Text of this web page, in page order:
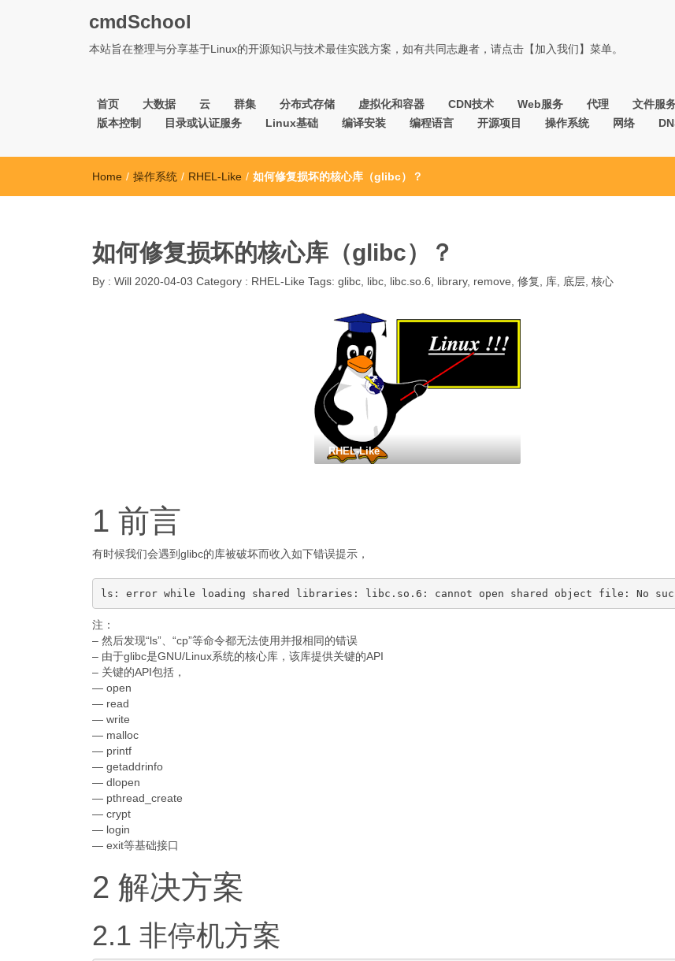
cmdSchool
本站旨在整理与分享基于Linux的开源知识与技术最佳实践方案，如有共同志趣者，请点击【加入我们】菜单。
首页 大数据 云 群集 分布式存储 虚拟化和容器 CDN技术 Web服务 代理 文件服
版本控制
目录或认证服务 Linux基础 编译安装 编程语言 开源项目 操作系统 网络
Home / 操作系统 / RHEL-Like / 如何修复损坏的核心库（glibc）？
如何修复损坏的核心库（glibc）？
By : Will 2020-04-03 Category : RHEL-Like Tags: glibc libc libc.so.6 library, remove 修复 库 底层 核心
RHEL-Like
1 前言
有时候我们会遇到glibc的库被破坏而收入如下错误提示，
注：
– 然后发现“ls”、“cp”等命令都无法使用并报相同的错误
– 由于glibc是GNU/Linux系统的核心库，该库提供关键的API
– 关键的API包括，
— open
— read
— write
— malloc
— printf
— getaddrinfo
— dlopen
— pthread_create
— crypt
— login
— exit等基础接口
2 解决方案
2.1 非停机方案